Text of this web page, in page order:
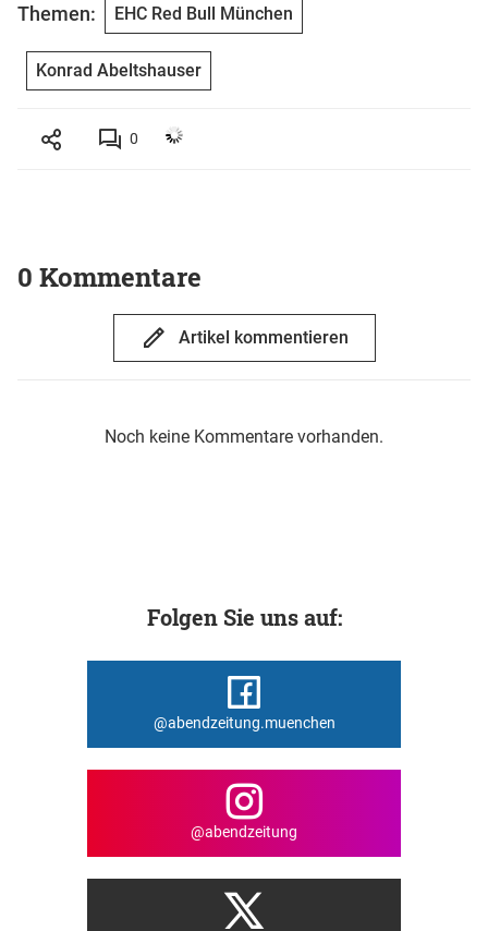
Themen: EHC Red Bull München
Konrad Abeltshauser
0
0 Kommentare
Artikel kommentieren
Noch keine Kommentare vorhanden.
Folgen Sie uns auf:
@abendzeitung.muenchen
@abendzeitung